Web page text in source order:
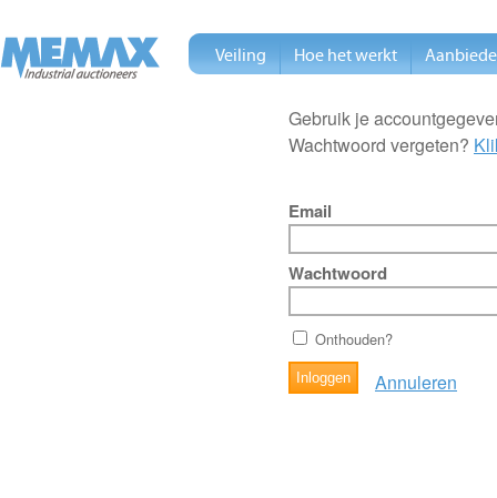
Gebruik je
Wachtwoord vergeten?
Email
Wachtwoord
Onthouden?
Annuleren
Veiling Hoe het werkt